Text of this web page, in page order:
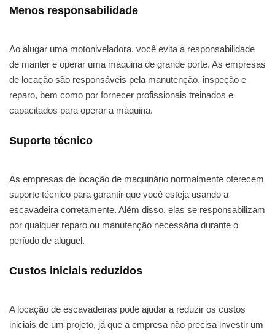
Menos responsabilidade
Ao alugar uma motoniveladora, você evita a responsabilidade
de manter e operar uma máquina de grande porte. As empresas
de locação são responsáveis pela manutenção, inspeção e
reparo, bem como por fornecer profissionais treinados e
capacitados para operar a máquina.
Suporte técnico
As empresas de locação de maquinário normalmente oferecem
suporte técnico para garantir que você esteja usando a
escavadeira corretamente. Além disso, elas se responsabilizam
por qualquer reparo ou manutenção necessária durante o
período de aluguel.
Custos iniciais reduzidos
A locação de escavadeiras pode ajudar a reduzir os custos
iniciais de um projeto, já que a empresa não precisa investir um